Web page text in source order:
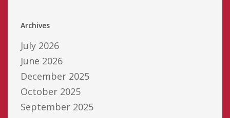
Archives
July 2026
June 2026
December 2025
October 2025
September 2025